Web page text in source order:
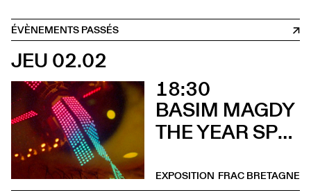
ÉVÈNEMENTS PASSÉS
JEU 02.02
18:30
BASIM MAGDY
THE YEAR SPRING ARRIVED IN SEPTEMBER (Vernissage)
FRAC BRETAGNE
EXPOSITION